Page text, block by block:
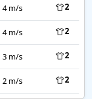
4 m/s 2
4 m/s 2
3 m/s 2
2 m/s 2